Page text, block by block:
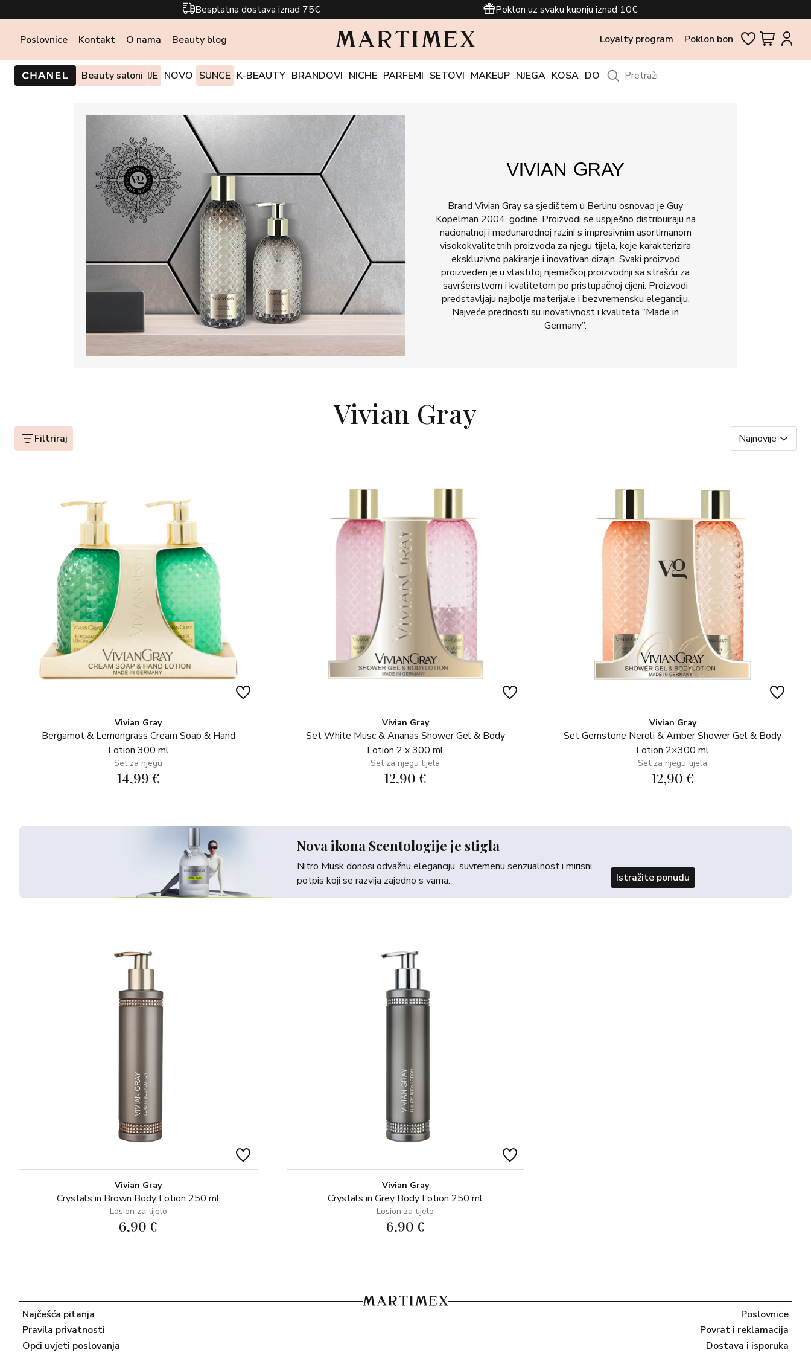
Besplatna dostava iznad 75€ Poklon uz svaku kupnju iznad 10€
Poslovnice Kontakt O nama Beauty blog Loyalty program Poklon bon
Beauty saloni
PONUDE I AKCIJE NOVO SUNCE K-BEAUTY BRANDOVI NICHE PARFEMI SETOVI MAKEUP NJEGA KOSA DODACI OUTLET
Brand Vivian Gray sa sjedištem u Berlinu osnovao je Guy
Kopelman 2004. godine. Proizvodi se uspješno distribuiraju na
nacionalnoj i međunarodnoj razini s impresivnim asortimanom
visokokvalitetnih proizvoda za njegu tijela, koje karakterizira
ekskluzivno pakiranje i inovativan dizajn. Svaki proizvod
proizveden je u vlastitoj njemačkoj proizvodnji sa strašću za
savršenstvom i kvalitetom po pristupačnoj cijeni. Proizvodi
predstavljaju najbolje materijale i bezvremensku eleganciju.
Najveće prednosti su inovativnost i kvaliteta “Made in
Germany”.
Vivian Gray
Filtriraj Najnovije
Vivian Gray
Bergamot & Lemongrass Cream Soap & Hand
Lotion 300 ml
Set za njegu
14,99 €
Vivian Gray
Set White Musc & Ananas Shower Gel & Body
Lotion 2 x 300 ml
Set za njegu tijela
12,90 €
Nova ikona Scentologije je stigla
Nitro Musk donosi odvažnu eleganciju, suvremenu senzualnost i mirisni
potpis koji se razvija zajedno s vama.
Istražite ponudu
Vivian Gray
Set Gemstone Neroli & Amber Shower Gel & Body
Lotion 2×300 ml
Set za njegu tijela
12,90 €
Vivian Gray
Crystals in Brown Body Lotion 250 ml
Losion za tijelo
6,90 €
Vivian Gray
Crystals in Grey Body Lotion 250 ml
Losion za tijelo
6,90 €
Najčešća pitanja
Pravila privatnosti
Opći uvjeti poslovanja
Poslovnice
Povrat i reklamacija
Dostava i isporuka